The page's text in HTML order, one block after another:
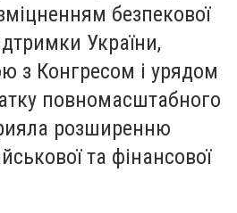
безпекової
України,
з Конгресом і урядом
повномасштабного
розширенню
та фінансової